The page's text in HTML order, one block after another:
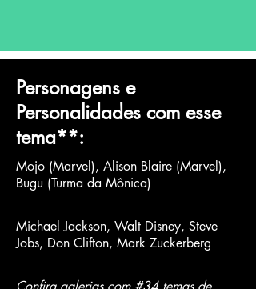
Personagens e
Personalidades com esse
tema**:
Mojo (Marvel), Alison Blaire (Marvel),
Bugu (Turma da Mônica)
Michael Jackson, Walt Disney, Steve
Jobs, Don Clifton, Mark Zuckerberg